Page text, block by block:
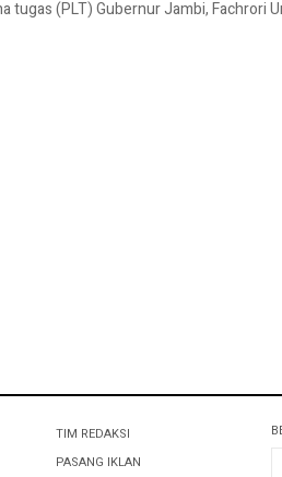
tugas (PLT) Gubernur Jambi, Fachrori
TIM REDAKSI
PASANG IKLAN